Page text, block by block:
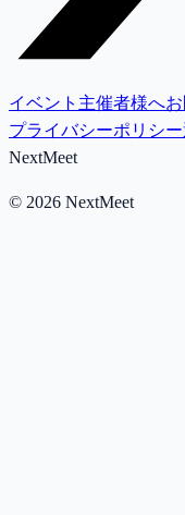
イベント主催者様へ
プライバシーポリシー
NextMeet
© 2026 NextMeet